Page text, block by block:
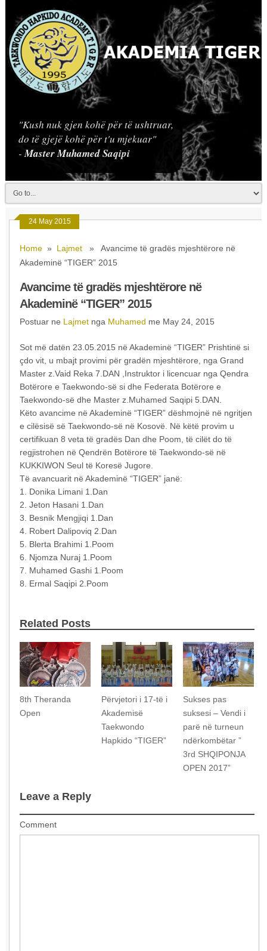
"Kush nuk gjen kohë për të ushtruar,
do të gjejë kohë për t'u mjekuar"
-Master Muhamed Saqipi
24 May 2015
Home » Lajmet » Avancime të gradës mjeshtërore në
Akademinë “TIGER” 2015
Avancime të gradës mjeshtërore në
Akademinë “TIGER” 2015
Postuar ne Lajmet nga Muhamed me May 24, 2015
Sot më datën 23.05.2015 në Akademinë “TIGER” Prishtinë si
çdo vit, u mbajt provimi për gradën mjeshtërore, nga Grand
Master z.Vaid Reka 7.DAN ,Instruktor i licencuar nga Qendra
Botërore e Taekwondo-së si dhe Federata Botërore e
Taekwondo-së dhe Master z.Muhamed Saqipi 5.DAN.
Këto avancime në Akademinë “TIGER” dëshmojnë në ngritjen
e cilësisë së Taekwondo-së në Kosovë. Në këtë provim u
certifikuan 8 veta të gradës Dan dhe Poom, të cilët do të
regjistrohen në Qendrën Botërore të Taekwondo-së në
KUKKIWON Seul të Koresë Jugore.
Të avancuarit në Akademinë “TIGER” janë:
1. Donika Limani 1.Dan
2. Jeton Hasani 1.Dan
3. Besnik Mengjiqi 1.Dan
4. Robert Dalipoviq 2.Dan
5. Blerta Brahimi 1.Poom
6. Njomza Nuraj 1.Poom
7. Muhamed Gashi 1.Poom
8. Ermal Saqipi 2.Poom
Related Posts
8th Theranda
Open
Përvjetori i 17-të i
Akademisë
Taekwondo
Hapkido “TIGER”
Sukses pas
suksesi – Vendi i
parë në turneun
ndërkombëtar ”
3rd SHQIPONJA
OPEN 2017”
Leave a Reply
Comment